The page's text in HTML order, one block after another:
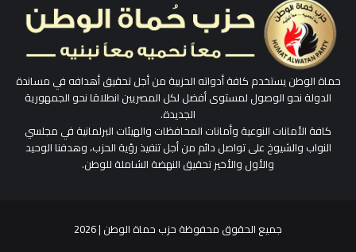
حماة الوطن يستخدم كافة أدواته الحزبية من أجل تحقيق أهدافه في مساندة
الدولة نحو الوصول لمستوى أفضل لكل المصريين انطلاقا نحو الجمهورية
الجديدة.
كافة الأمانات النوعية وأمانات المحافظات والهيئات البرلمانية في مجلسي
النواب والشيوخ على تواصل دائم من أجل تنفيذ رؤية الحزب، وهدفنا الوحيد
والأول والأخير تحقيق النهضة الشاملة للوطن.
جميع الحقوق محفوظة حزب حماة الوطن | 2026